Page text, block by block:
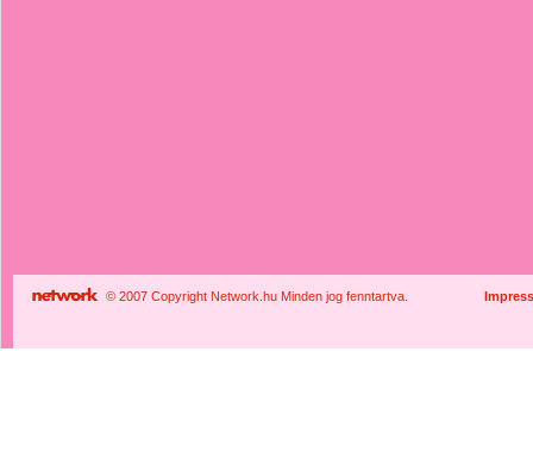
© 2007 Copyright Network.hu Minden jog fenntartva.